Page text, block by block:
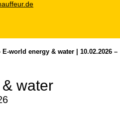
E-world energy & water | 10.02.2026 –
water